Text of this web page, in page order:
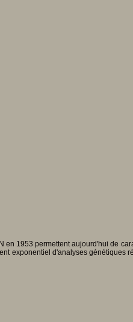
1953 permettent aujourd'hui de
exponentiel d'analyses